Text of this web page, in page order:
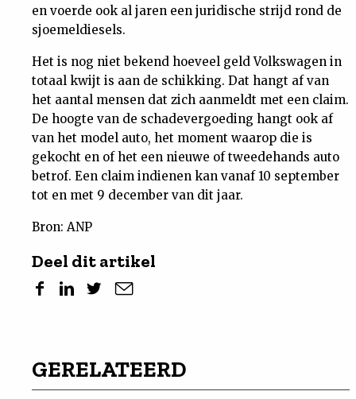
en voerde ook al jaren een juridische strijd rond de
sjoemeldiesels.
Het is nog niet bekend hoeveel geld Volkswagen in
totaal kwijt is aan de schikking. Dat hangt af van
het aantal mensen dat zich aanmeldt met een claim.
De hoogte van de schadevergoeding hangt ook af
van het model auto, het moment waarop die is
gekocht en of het een nieuwe of tweedehands auto
betrof. Een claim indienen kan vanaf 10 september
tot en met 9 december van dit jaar.
Bron: ANP
Deel dit artikel
GERELATEERD